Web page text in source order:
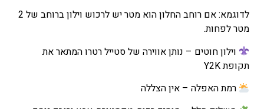
לדוגמא: אם רוחב החלון הוא מטר יש לרכוש וילון ברוחב של 2
מטר לפחות.
וילון חוטים – נותן אווירה של סטייל רטרו המתאר את
תקופת Y2K
רמת האפלה – אין הצללה